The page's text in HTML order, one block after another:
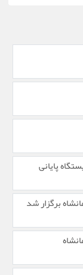
پایانی
برگزار شد